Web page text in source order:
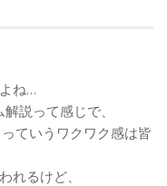
ね…
説って感じで、
ていうワクワク感は皆
れるけど、